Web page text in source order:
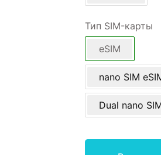
Тип SIM-карты
eSIM
nano SIM
Dual nano